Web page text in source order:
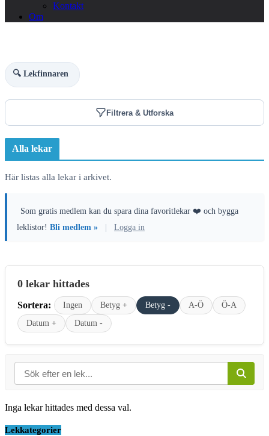
Kontakt
Om
🔍 Lekfinnaren
Filtrera & Utforska
Alla lekar
Här listas alla lekar i arkivet.
Som gratis medlem kan du spara dina favoritlekar ❤️ och bygga
leklistor! Bli medlem » Logga in
0 lekar hittades
Sortera: Ingen Betyg + Betyg - A-Ö
Ö-A
Datum +
Datum -
Inga lekar hittades med dessa val.
Lekkategorier